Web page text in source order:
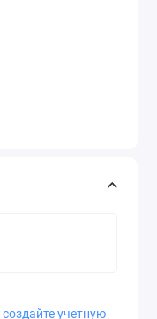
создайте учетную